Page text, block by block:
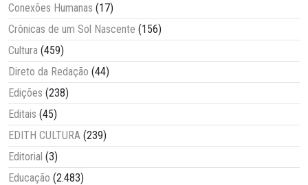
Conexões Humanas (17)
Crônicas de um Sol Nascente (156)
Cultura (459)
Direto da Redação (44)
Edições (238)
Editais (45)
EDITH CULTURA (239)
Editorial (3)
Educação (2.483)